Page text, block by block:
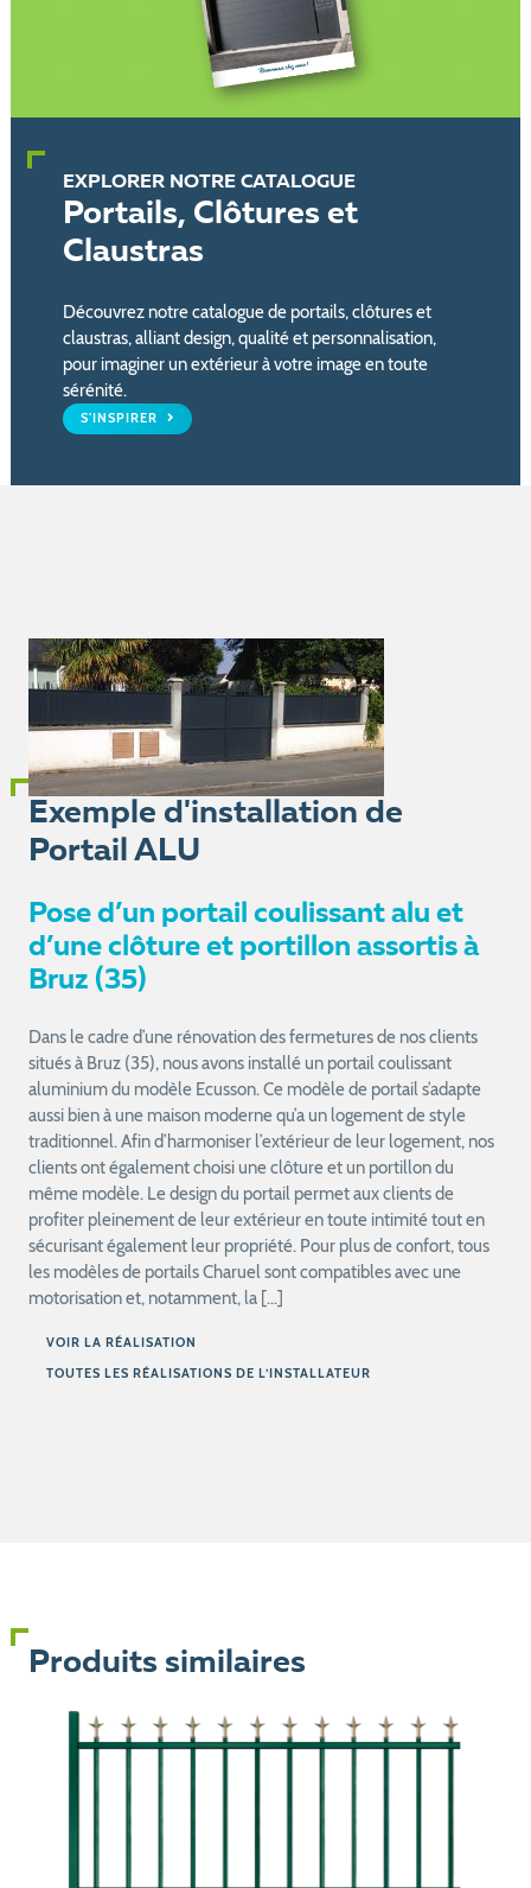
EXPLORER NOTRE CATALOGUE
Portails, Clôtures et
Claustras
Découvrez notre catalogue de portails, clôtures et
claustras, alliant design, qualité et personnalisation,
pour imaginer un extérieur à votre image en toute
sérénité.
S'INSPIRER
Exemple d'installation de
Portail ALU
Pose d’un portail coulissant alu et
d’une clôture et portillon assortis à
Bruz (35)
Dans le cadre d’une rénovation des fermetures de nos clients
situés à Bruz (35), nous avons installé un portail coulissant
aluminium du modèle Ecusson. Ce modèle de portail s’adapte
aussi bien à une maison moderne qu’a un logement de style
traditionnel. Afin d’harmoniser l’extérieur de leur logement, nos
clients ont également choisi une clôture et un portillon du
même modèle. Le design du portail permet aux clients de
profiter pleinement de leur extérieur en toute intimité tout en
sécurisant également leur propriété. Pour plus de confort, tous
les modèles de portails Charuel sont compatibles avec une
motorisation et, notamment, la […]
VOIR LA RÉALISATION
TOUTES LES RÉALISATIONS DE L’INSTALLATEUR
Produits similaires